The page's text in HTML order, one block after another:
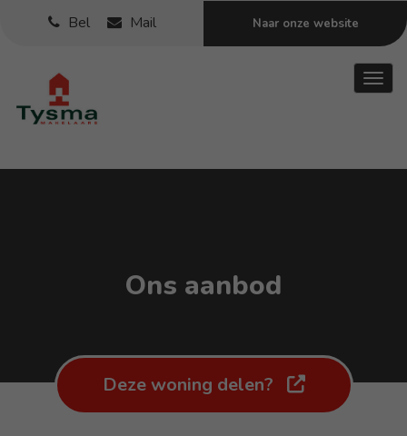
Bel Mail Naar onze website
Ons aanbod
Deze woning delen?